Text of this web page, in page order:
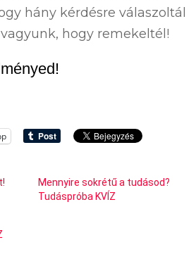
hány kérdésre válaszoltál
hogy remekeltél!
Mennyire sokrétű a tudásod?
Tudáspróba KVÍZ